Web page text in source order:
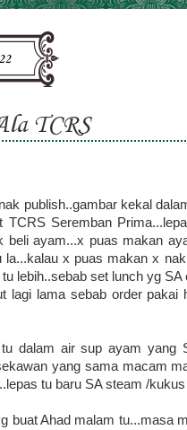
TCRS
publish..gambar kekal
TCRS Seremban
beli ayam...x puas makan
x puas makan x
lebih..sebab set lunch yg
lagi lama sebab order
dalam air sup ayam yang
yang sama macam
tu baru SA steam /
buat Ahad malam tu...masa